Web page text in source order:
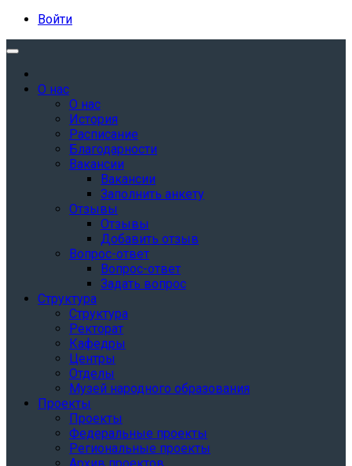
Войти
О нас
О нас
История
Расписание
Благодарности
Вакансии
Вакансии
Заполнить анкету
Отзывы
Отзывы
Добавить отзыв
Вопрос-ответ
Вопрос-ответ
Задать вопрос
Структура
Структура
Ректорат
Кафедры
Центры
Отделы
Музей народного образования
Проекты
Проекты
Федеральные проекты
Региональные проекты